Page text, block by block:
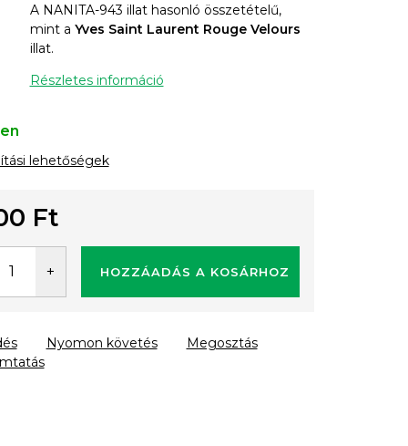
A NANITA-943 illat hasonló összetételű,
mint a Yves Saint Laurent Rouge Velours
illat.
Részletes információ
lehetőségek
Ft
HOZZÁADÁS A KOSÁRHOZ
Nyomon követés Megosztás